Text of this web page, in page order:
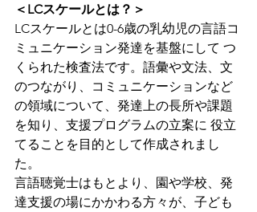
＜LCスケールとは？＞
LCスケールとは0-6歳の乳幼児の言語コ
ミュニケーション発達を基盤にして つ
くられた検査法です。語彙や文法、文
のつながり、コミュニケーションなど
の領域について、発達上の長所や課題
を知り、支援プログラムの立案に 役立
てることを目的として作成されまし
た。
言語聴覚士はもとより、園や学校、発
達支援の場にかかわる方々が、子ども